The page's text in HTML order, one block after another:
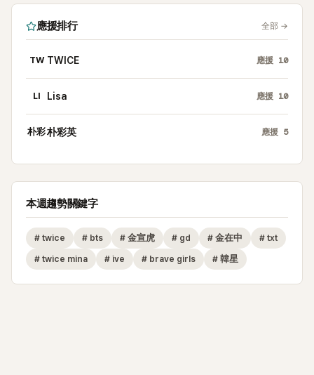
應援排行 全部 →
TW TWICE 應援 10
LI Lisa 應援 10
朴彩朴彩英 應援 5
本週趨勢關鍵字
# twice # bts # 金宣虎 # gd # 金在中 # txt
# twice mina # ive # brave girls # 韓星